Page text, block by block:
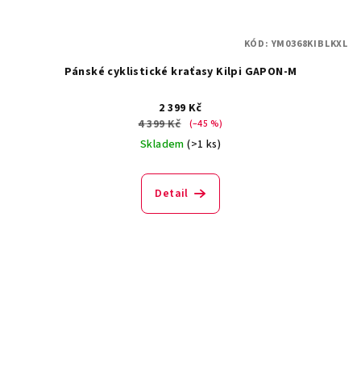
Pánské cyklistické kraťasy Kilpi GAPON-M
2 399 Kč
4 399 Kč
(–45 %)
Skladem(>1 ks)
Detail
KÓD: YM0368KIBLKXL